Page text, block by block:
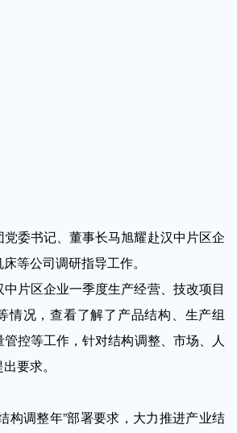
委书记、董事长马旭耀赴汉中片区企
等公司调研指导工作。
片区企业一季度生产经营、技改项目
情况，查看了解了产品结构、生产组
控等工作，针对结构调整、市场、人
要求。
构调整年”部署要求，大力推进产业结